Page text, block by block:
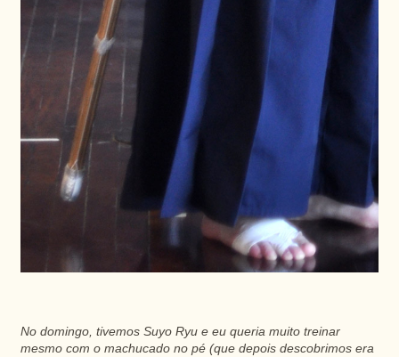
No domingo, tivemos Suyo Ryu e eu queria muito treinar
mesmo com o machucado no pé (que depois descobrimos era